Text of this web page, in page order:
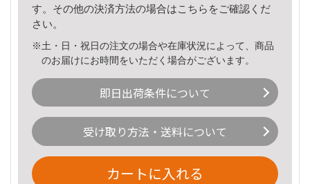
す。その他の決済方法の場合はこちら をご確認くだ
さい。
※土・日・祝日の注文の場合や在庫状況によって、商品
のお届けにお時間をいただく場合がございます。
即日出荷条件について
受け取り方法・送料について
カートに入れる